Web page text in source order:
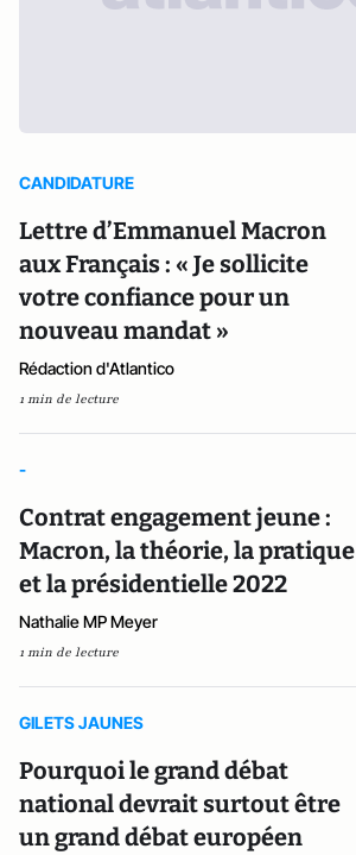
CANDIDATURE
Lettre d’Emmanuel Macron
aux Français : « Je sollicite
votre confiance pour un
nouveau mandat »
Rédaction d'Atlantico
1 min de lecture
-
Contrat engagement jeune :
Macron, la théorie, la pratique
et la présidentielle 2022
Nathalie MP Meyer
1 min de lecture
GILETS JAUNES
Pourquoi le grand débat
national devrait surtout être
un grand débat européen